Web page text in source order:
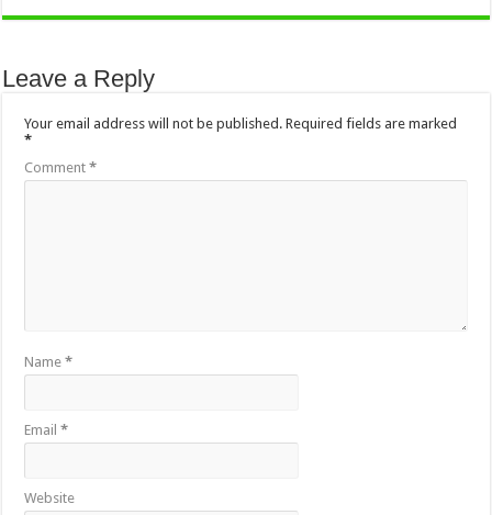
Leave a Reply
Your email address will not be published. Required fields are marked
*
Comment*
Name*
Email*
Website